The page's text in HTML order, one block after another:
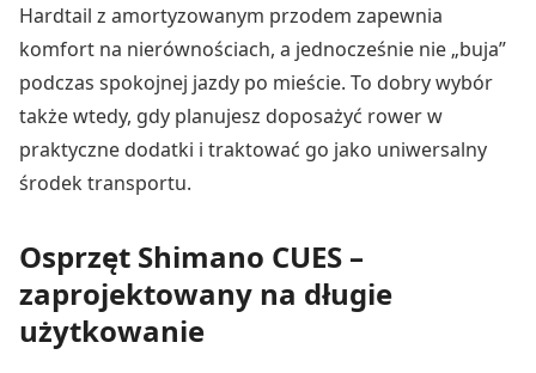
Hardtail z amortyzowanym przodem zapewnia
komfort na nierównościach, a jednocześnie nie „buja”
podczas spokojnej jazdy po mieście. To dobry wybór
także wtedy, gdy planujesz doposażyć rower w
praktyczne dodatki i traktować go jako uniwersalny
środek transportu.
Osprzęt Shimano CUES –
zaprojektowany na długie
użytkowanie